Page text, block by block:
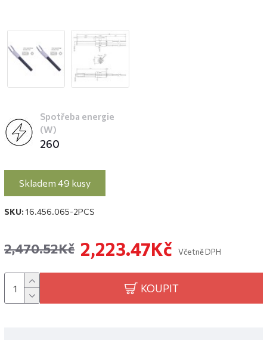
Spotřeba energie
(W)
260
Skladem 49 kusy
SKU: 16.456.065-2PCS
2,223.47Kč
2,470.52Kč Včetně DPH
KOUPIT